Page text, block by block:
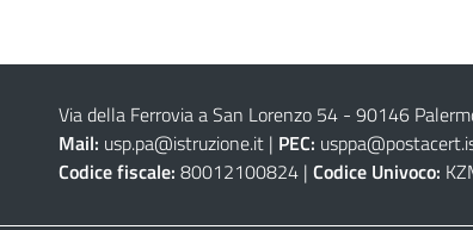
Via della Ferrovia a San Lorenzo 54 - 90146
Mail: usp.pa@istruzione.it| PEC:
Codice fiscale: 80012100824 | Codice Univoco: